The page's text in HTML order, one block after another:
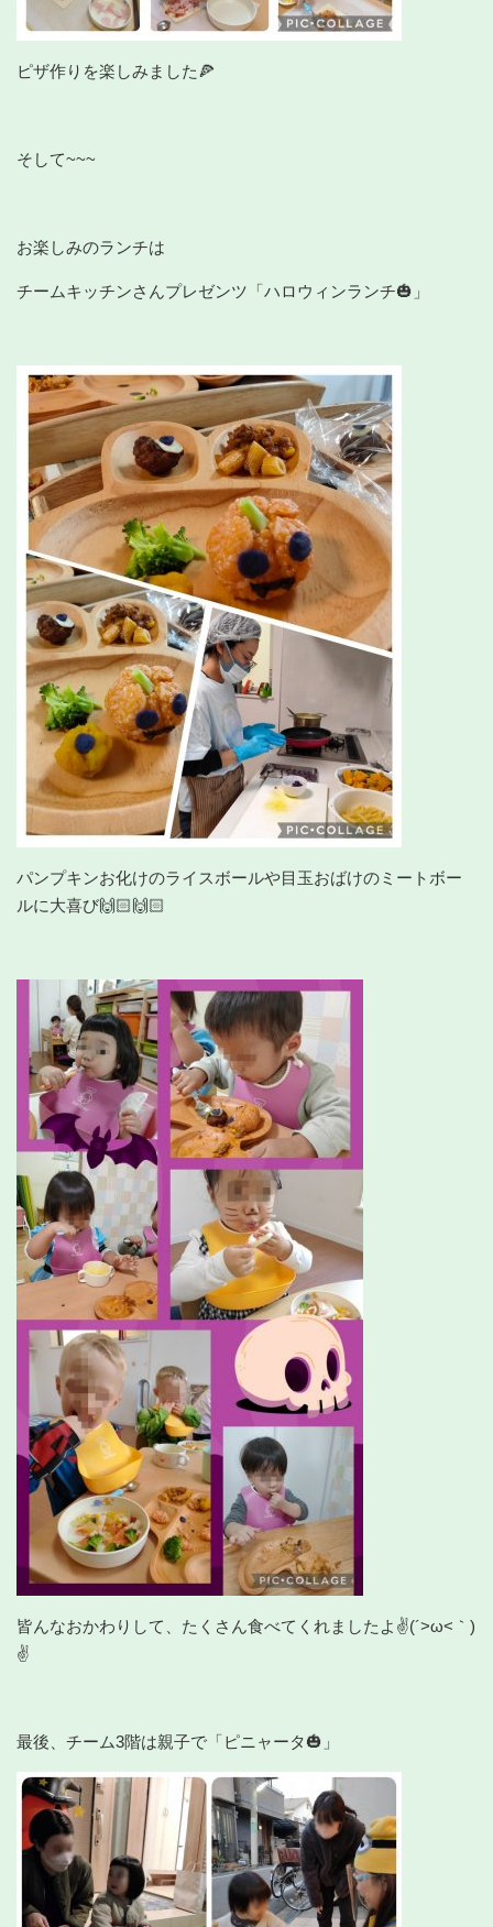
ピザ作りを楽しみました🍕
そして~~~
お楽しみのランチは
チームキッチンさんプレゼンツ「ハロウィンランチ🎃」
パンプキンお化けのライスボールや目玉おばけのミートボー
ルに大喜び🙌🏻🙌🏻
皆んなおかわりして、たくさん食べてくれましたよ✌(´>ω<｀)
✌
最後、チーム3階は親子で「ピニャータ🎃」